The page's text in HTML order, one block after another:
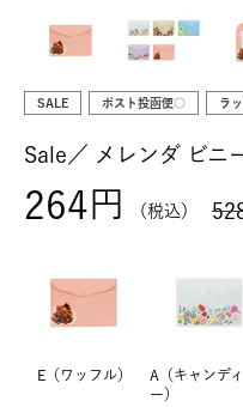
SALE ポスト投函便○ ラ
Sale／ メレンダ ビニ
264 税込
E（ワッフル）
A（キャンディ
ー）